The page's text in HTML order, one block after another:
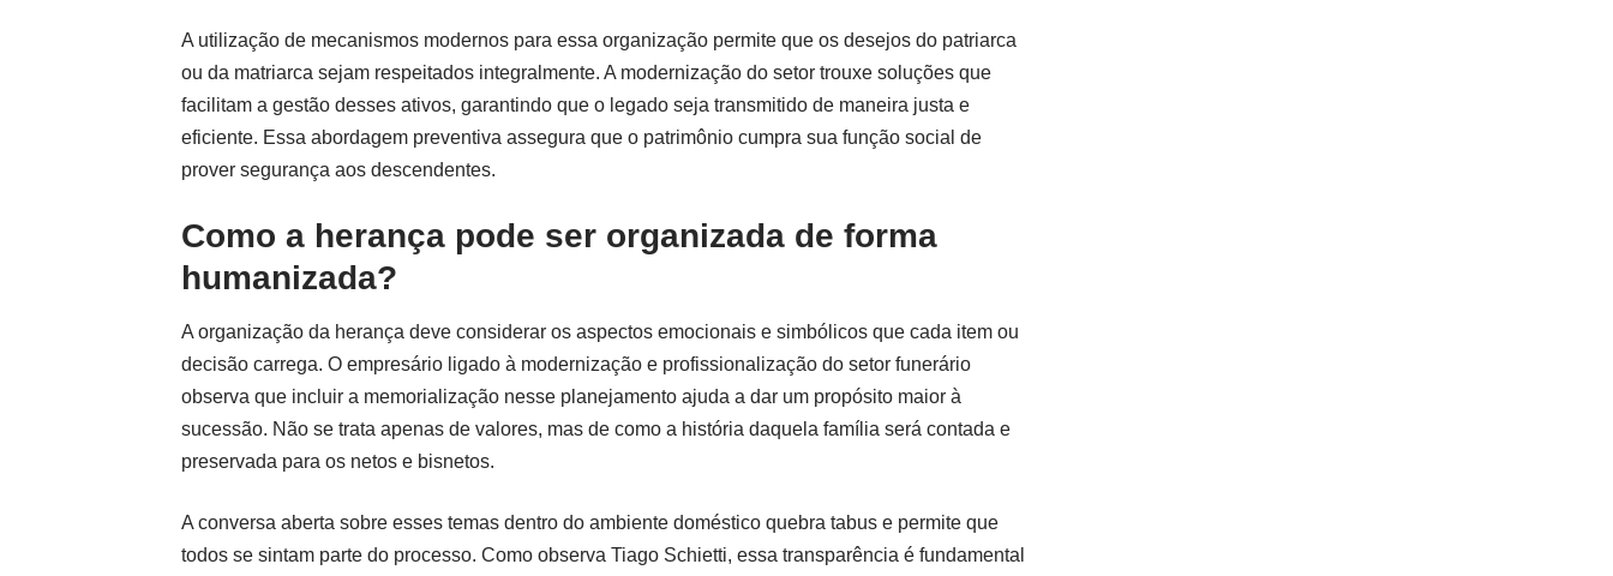
A utilização de mecanismos modernos para essa organização permite que os desejos do patriarca
ou da matriarca sejam respeitados integralmente. A modernização do setor trouxe soluções que
facilitam a gestão desses ativos, garantindo que o legado seja transmitido de maneira justa e
eficiente. Essa abordagem preventiva assegura que o patrimônio cumpra sua função social de
prover segurança aos descendentes.
Como a herança pode ser organizada de forma
humanizada?
A organização da herança deve considerar os aspectos emocionais e simbólicos que cada item ou
decisão carrega. O empresário ligado à modernização e profissionalização do setor funerário
observa que incluir a memorialização nesse planejamento ajuda a dar um propósito maior à
sucessão. Não se trata apenas de valores, mas de como a história daquela família será contada e
preservada para os netos e bisnetos.
A conversa aberta sobre esses temas dentro do ambiente doméstico quebra tabus e permite que
todos se sintam parte do processo. Como observa Tiago Schietti, essa transparência é fundamental